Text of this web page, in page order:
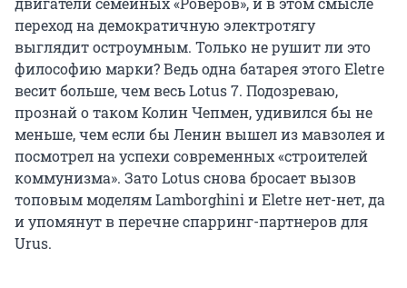
переход на демократичную электротягу
выглядит остроумным. Только не рушит ли это
философию марки? Ведь одна батарея этого Eletre
весит больше, чем весь Lotus 7. Подозреваю,
прознай о таком Колин Чепмен, удивился бы не
меньше, чем если бы Ленин вышел из мавзолея и
посмотрел на успехи современных «строителей
коммунизма». Зато Lotus снова бросает вызов
топовым моделям Lamborghini и Eletre нет-нет, да
и упомянут в перечне спарринг-партнеров для
Urus.